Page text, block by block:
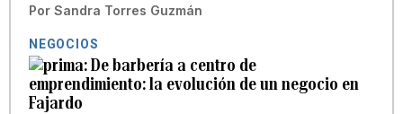
Por Sandra Torres Guzmán
NEGOCIOS
De barbería a centro de
emprendimiento: la evolución de un negocio en
Fajardo